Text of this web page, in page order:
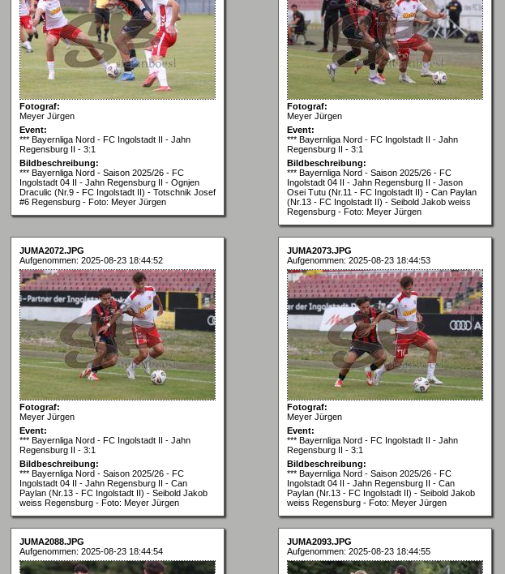
Fotograf:
Meyer Jürgen
Event:
*** Bayernliga Nord - FC Ingolstadt II - Jahn
Regensburg II - 3:1
Bildbeschreibung:
*** Bayernliga Nord - Saison 2025/26 - FC
Ingolstadt 04 II - Jahn Regensburg II - Ognjen
Draculic (Nr.9 - FC Ingolstadt II) - Totschnik Josef
#6 Regensburg - Foto: Meyer Jürgen
Fotograf:
Meyer Jürgen
Event:
*** Bayernliga Nord - FC Ingolstadt II - Jahn
Regensburg II - 3:1
Bildbeschreibung:
*** Bayernliga Nord - Saison 2025/26 - FC
Ingolstadt 04 II - Jahn Regensburg II - Jason
Osei Tutu (Nr.11 - FC Ingolstadt II) - Can Paylan
(Nr.13 - FC Ingolstadt II) - Seibold Jakob weiss
Regensburg - Foto: Meyer Jürgen
JUMA2072.JPG
Aufgenommen: 2025-08-23 18:44:52
Fotograf:
Meyer Jürgen
Event:
*** Bayernliga Nord - FC Ingolstadt II - Jahn
Regensburg II - 3:1
Bildbeschreibung:
*** Bayernliga Nord - Saison 2025/26 - FC
Ingolstadt 04 II - Jahn Regensburg II - Can
Paylan (Nr.13 - FC Ingolstadt II) - Seibold Jakob
weiss Regensburg - Foto: Meyer Jürgen
JUMA2073.JPG
Aufgenommen: 2025-08-23 18:44:53
Fotograf:
Meyer Jürgen
Event:
*** Bayernliga Nord - FC Ingolstadt II - Jahn
Regensburg II - 3:1
Bildbeschreibung:
*** Bayernliga Nord - Saison 2025/26 - FC
Ingolstadt 04 II - Jahn Regensburg II - Can
Paylan (Nr.13 - FC Ingolstadt II) - Seibold Jakob
weiss Regensburg - Foto: Meyer Jürgen
JUMA2088.JPG
Aufgenommen: 2025-08-23 18:44:54
JUMA2093.JPG
Aufgenommen: 2025-08-23 18:44:55